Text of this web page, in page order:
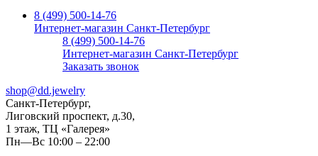
8 (499) 500-14-76
Интернет-магазин Санкт-Петербург
8 (499) 500-14-76
Интернет-магазин Санкт-Петербург
Заказать звонок
shop@dd.jewelry
Санкт-Петербург,
Лиговский проспект, д.30,
1 этаж, ТЦ «Галерея»
Пн—Вс 10:00 – 22:00